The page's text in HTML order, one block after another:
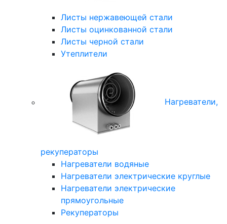
Листы нержавеющей стали
Листы оцинкованной стали
Листы черной стали
Утеплители
Нагреватели,
рекуператоры
Нагреватели водяные
Нагреватели электрические круглые
Нагреватели электрические
прямоугольные
Рекуператоры